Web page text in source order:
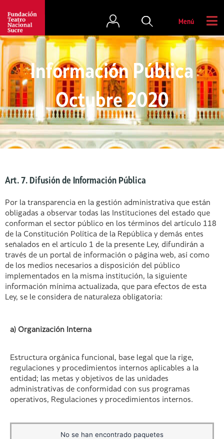
Menú
Información Pública
Octubre 2020
Art. 7. Difusión de Información Pública
Por la transparencia en la gestión administrativa que están
obligadas a observar todas las Instituciones del estado que
conforman el sector público en los términos del artículo 118
de la Constitución Política de la República y demás entes
señalados en el artículo 1 de la presente Ley, difundirán a
través de un portal de información o página web, así como
de los medios necesarios a disposición del público
implementados en la misma institución, la siguiente
información mínima actualizada, que para efectos de esta
Ley, se le considera de naturaleza obligatoria:
a) Organización Interna
Estructura orgánica funcional, base legal que la rige,
regulaciones y procedimientos internos aplicables a la
entidad; las metas y objetivos de las unidades
administrativas de conformidad con sus programas
operativos, Regulaciones y procedimientos internos.
No se han encontrado paquetes